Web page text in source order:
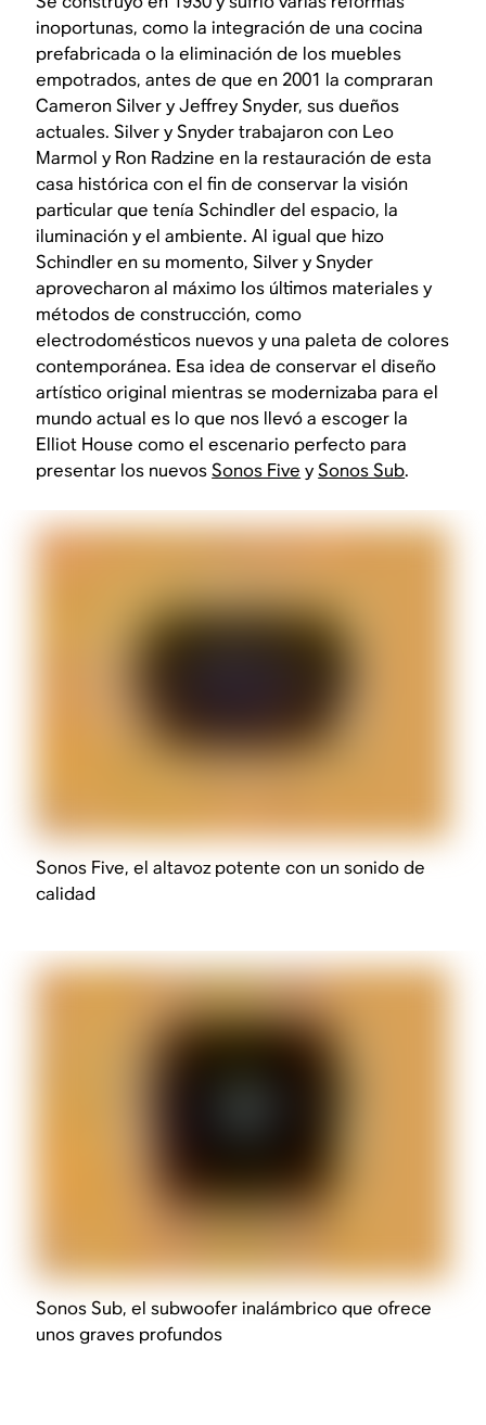
inoportunas, como la integración de una cocina
prefabricada o la eliminación de los muebles
empotrados, antes de que en 2001 la compraran
Cameron Silver y Jeffrey Snyder, sus dueños
actuales. Silver y Snyder trabajaron con Leo
Marmol y Ron Radzine en la restauración de esta
casa histórica con el fin de conservar la visión
particular que tenía Schindler del espacio, la
iluminación y el ambiente. Al igual que hizo
Schindler en su momento, Silver y Snyder
aprovecharon al máximo los últimos materiales y
métodos de construcción, como
electrodomésticos nuevos y una paleta de colores
contemporánea. Esa idea de conservar el diseño
artístico original mientras se modernizaba para el
mundo actual es lo que nos llevó a escoger la
Elliot House como el escenario perfecto para
presentar los nuevosSonos Five ySonos Sub.
Sonos Five, el altavoz potente con un sonido de
calidad
Sonos Sub, el subwoofer inalámbrico que ofrece
unos graves profundos